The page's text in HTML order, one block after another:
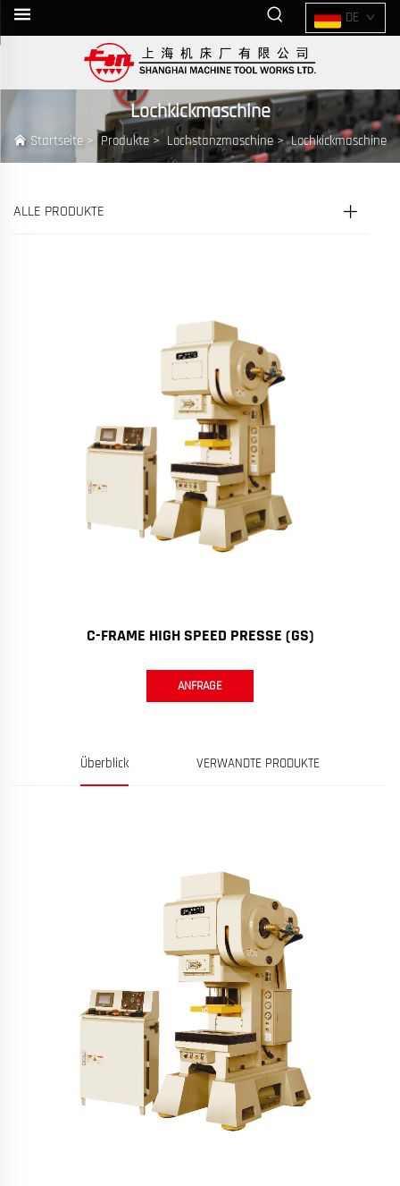
DE
Lochkickmaschine
Startseite >Produkte>Lochstanzmaschine>Lochkickmaschine
ALLE PRODUKTE
C-FRAME HIGH SPEED PRESSE (GS)
ANFRAGE
Überblick VERWANDTE PRODUKTE